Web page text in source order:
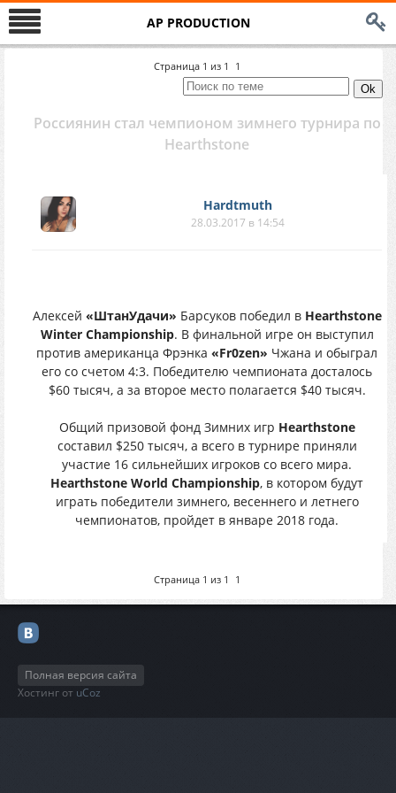
AP PRODUCTION
Страница 1 из 1 1
Россиянин стал чемпионом зимнего турнира по
Hearthstone
Hardtmuth
28.03.2017 в 14:54
Алексей «ШтанУдачи» Барсуков победил в Hearthstone
Winter Championship. В финальной игре он выступил
против американца Фрэнка «Fr0zen» Чжана и обыграл
его со счетом 4:3. Победителю чемпионата досталось
$60 тысяч, а за второе место полагается $40 тысяч.
Общий призовой фонд Зимних игр Hearthstone
составил $250 тысяч, а всего в турнире приняли
участие 16 сильнейших игроков со всего мира.
Hearthstone World Championship, в котором будут
играть победители зимнего, весеннего и летнего
чемпионатов, пройдет в январе 2018 года.
Страница 1 из 1 1
Полная версия сайта
Хостинг от uCoz